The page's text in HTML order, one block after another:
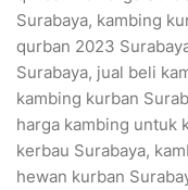
Surabaya, kambing
qurban 2023
Surabaya, jual beli
kambing kurban
harga kambing untuk
kerbau Surabaya,
hewan kurban